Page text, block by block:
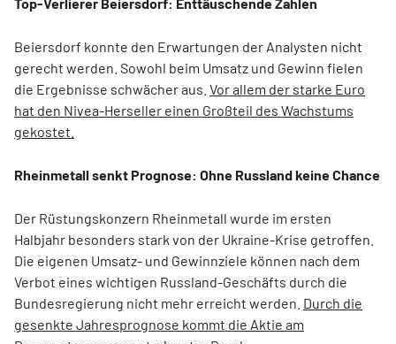
Top-Verlierer Beiersdorf: Enttäuschende Zahlen
Beiersdorf konnte den Erwartungen der Analysten nicht
gerecht werden. Sowohl beim Umsatz und Gewinn fielen
die Ergebnisse schwächer aus. Vor allem der starke Euro
hat den Nivea-Herseller einen Großteil des Wachstums
gekostet.
Rheinmetall senkt Prognose: Ohne Russland keine Chance
Der Rüstungskonzern Rheinmetall wurde im ersten
Halbjahr besonders stark von der Ukraine-Krise getroffen.
Die eigenen Umsatz- und Gewinnziele können nach dem
Verbot eines wichtigen Russland-Geschäfts durch die
Bundesregierung nicht mehr erreicht werden. Durch die
gesenkte Jahresprognose kommt die Aktie am